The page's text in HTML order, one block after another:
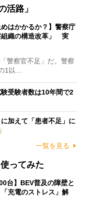
活路」
はかかるか？】警察庁
組織の構造改革」 実
警察官不足」だ。警察
1以…
受験者数は10年間で2
加えて「患者不足」に
一覧を見る
ってみた
台】BEV普及の障壁と
充電のストレス」解